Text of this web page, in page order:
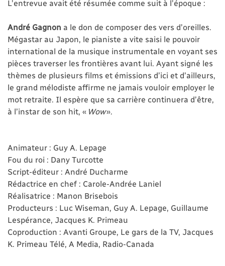
L’entrevue avait été résumée comme suit à l’époque :
André Gagnon a le don de composer des vers d’oreilles.
Mégastar au Japon, le pianiste a vite saisi le pouvoir
international de la musique instrumentale en voyant ses
pièces traverser les frontières avant lui. Ayant signé les
thèmes de plusieurs films et émissions d’ici et d’ailleurs,
le grand mélodiste affirme ne jamais vouloir employer le
mot retraite. Il espère que sa carrière continuera d’être,
à l’instar de son hit, « Wow».
Animateur : Guy A. Lepage
Fou du roi : Dany Turcotte
Script-éditeur : André Ducharme
Rédactrice en chef : Carole-Andrée Laniel
Réalisatrice : Manon Brisebois
Producteurs : Luc Wiseman, Guy A. Lepage, Guillaume
Lespérance, Jacques K. Primeau
Coproduction : Avanti Groupe, Le gars de la TV, Jacques
K. Primeau Télé, A Media, Radio-Canada